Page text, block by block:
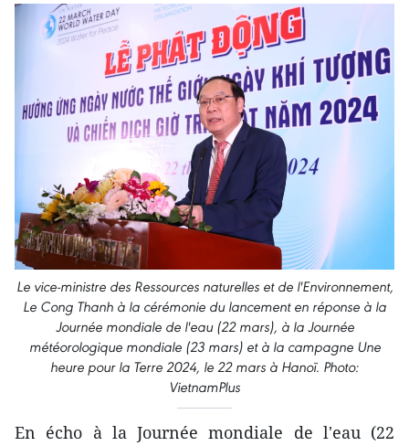
Le vice-ministre des Ressources naturelles et de l'Environnement,
Le Cong Thanh à la cérémonie du lancement en réponse à la
Journée mondiale de l'eau (22 mars), à la Journée
météorologique mondiale (23 mars) et à la campagne Une
heure pour la Terre 2024, le 22 mars à Hanoï. Photo:
VietnamPlus
En écho à la Journée mondiale de l'eau (22